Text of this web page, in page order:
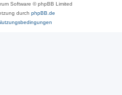
Software © phpBB Limited
durch phpBB.de